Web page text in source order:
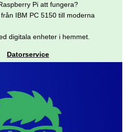
Pi att fungera?
IBM PC 5150 till moderna
digitala enheter i hemmet.
Datorservice